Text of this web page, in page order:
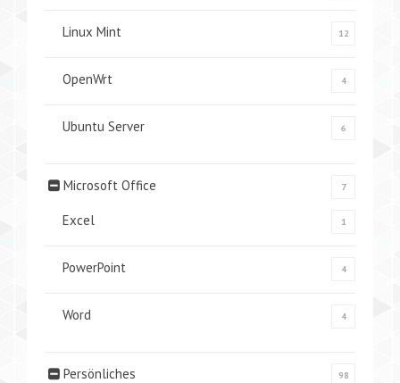
Linux Mint 12
OpenWrt 4
Ubuntu Server 6
Microsoft Office 7
Excel 1
PowerPoint 4
Word 4
Persönliches 98